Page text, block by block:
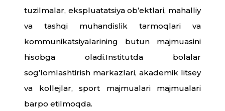
tuzilmalar, ekspluatatsiya ob’ektlari, mahalliy
va tashqi muhandislik tarmoqlari va
kommunikatsiyalarining butun majmuasini
hisobga oladi.Institutda bolalar
sog’lomlashtirish markazlari, akademik litsey
va kollejlar, sport majmualari majmualari
barpo etilmoqda.